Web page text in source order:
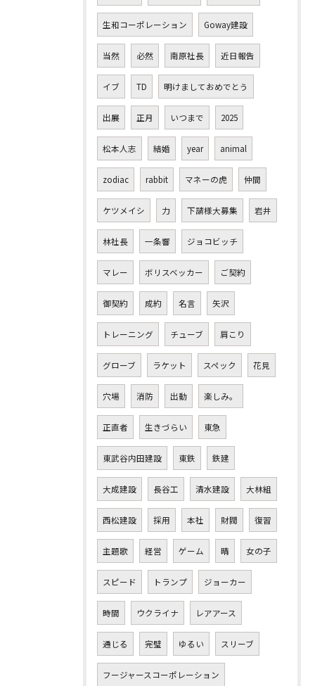
生和コーポレーション Goway建設
当然 必然 南原社長 近日報告
イブ TD 明けましておめでとう
出展 正月 いつまで 2025
松本人志 結婚 year animal
zodiac rabbit マネーの虎 仲間
ケツメイシ 力 下請様大募集 岩井
林社長 一条響 ジョコビッチ
マレー ボリスベッカー ご契約
御契約 成約 名言 矢沢
トレーニング チューブ 肩こり
グローブ ラケット スペック 花見
穴場 消防 出動 楽しみ。
正直者 生きづらい 東急
東武谷内田建設 東鉄 鉄建
大成建設 長谷工 清水建設 大林組
西松建設 採用 本社 財閥 復習
主題歌 経営 ゲーム 晴 女の子
スピード トランプ ジョーカー
時間 ウクライナ レアアース
通じる 完璧 ゆるい スリーブ
フージャースコーポレーション